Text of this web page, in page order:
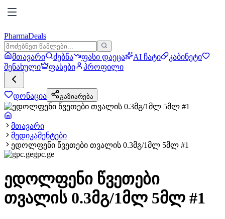
PharmaDeals
მთავარი ძებნა ფასი დაეცა AI ჩატი
კაბინეტი
შენახული
ფასები პროფილი
დონაცია გაზიარება
მთავარი
მედიკამენტები
ედოლფენი წვეთები თვალის 0.3მგ/1მლ 5მლ #1
gpc.ge
ედოლფენი წვეთები
თვალის 0.3მგ/1მლ 5მლ #1